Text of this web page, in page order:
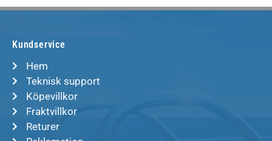
Kundservice
Hem
Teknisk support
Köpevillkor
Fraktvillkor
Returer